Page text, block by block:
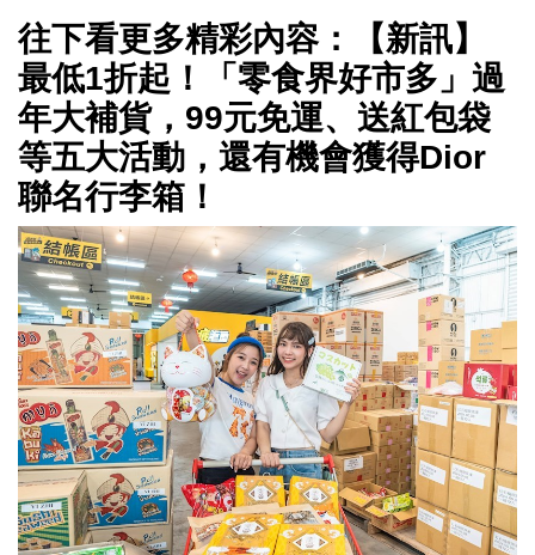
往下看更多精彩內容：【新訊】
最低1折起！「零食界好市多」過
年大補貨，99元免運、送紅包袋
等五大活動，還有機會獲得Dior
聯名行李箱！